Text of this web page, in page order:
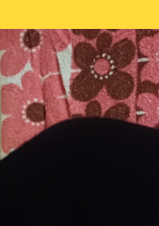
Projekte 2017
Projekte 2018
Projekte 2019